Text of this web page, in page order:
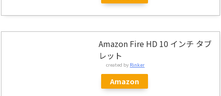
Amazon Fire HD 10 インチ タブ
レット
created by Rinker
Amazon